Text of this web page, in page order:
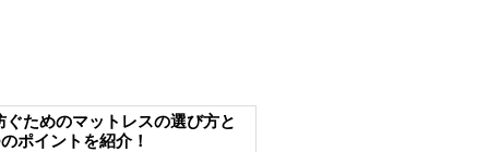
ぐためのマットレスの選び方と
ポイントを紹介！